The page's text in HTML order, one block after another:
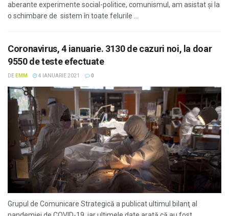
aberante experimente social-politice, comunismul, am asistat și la
o schimbare de sistem în toate felurile ...
Coronavirus, 4 ianuarie. 3130 de cazuri noi, la doar
9550 de teste efectuate
DE EMM 4 IANUARIE 2021 0
Grupul de Comunicare Strategică a publicat ultimul bilanţ al